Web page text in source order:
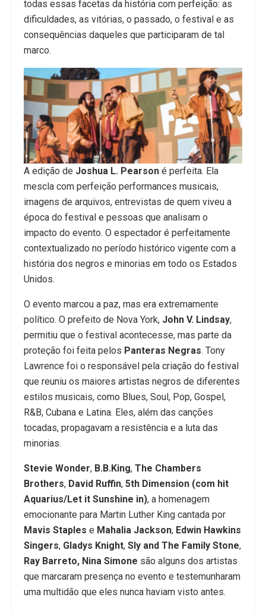
todas essas facetas da história com perfeição: as
dificuldades, as vitórias, o passado, o festival e as
consequências daqueles que participaram de tal
marco.
A edição de Joshua L. Pearson é perfeita. Ela
mescla com perfeição performances musicais,
imagens de arquivos, entrevistas de quem viveu a
época do festival e pessoas que analisam o
impacto do evento. O espectador é perfeitamente
contextualizado no período histórico vigente com a
história dos negros e minorias em todo os Estados
Unidos.
O evento marcou a paz, mas era extremamente
político. O prefeito de Nova York, John V. Lindsay,
permitiu que o festival acontecesse, mas parte da
proteção foi feita pelos Panteras Negras. Tony
Lawrence foi o responsável pela criação do festival
que reuniu os maiores artistas negros de diferentes
estilos musicais, como Blues, Soul, Pop, Gospel,
R&B, Cubana e Latina. Eles, além das canções
tocadas, propagavam a resistência e a luta das
minorias.
Stevie Wonder, B.B.King, The Chambers
Brothers, David Ruffin, 5th Dimension (com hit
Aquarius/Let it Sunshine in), a homenagem
emocionante para Martin Luther King cantada por
Mavis Staples e Mahalia Jackson, Edwin Hawkins
Singers, Gladys Knight, Sly and The Family Stone,
Ray Barreto, Nina Simone são alguns dos artistas
que marcaram presença no evento e testemunharam
uma multidão que eles nunca haviam visto antes.